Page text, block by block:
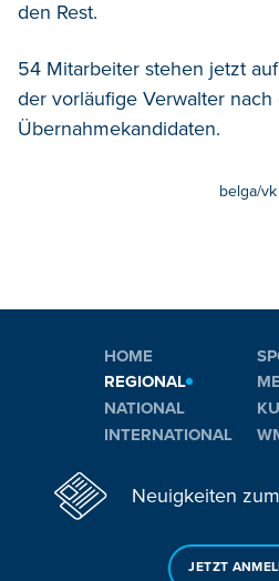
den Rest.
54 Mitarbeiter stehen jetzt
der vorläufige Verwalter nach
Übernahmekandidaten.
belga/vk
HOME
REGIONAL
NATIONAL
INTERNATIONAL
Neuigkeiten
JETZT